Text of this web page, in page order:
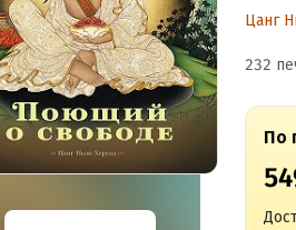
Цанг
232
По